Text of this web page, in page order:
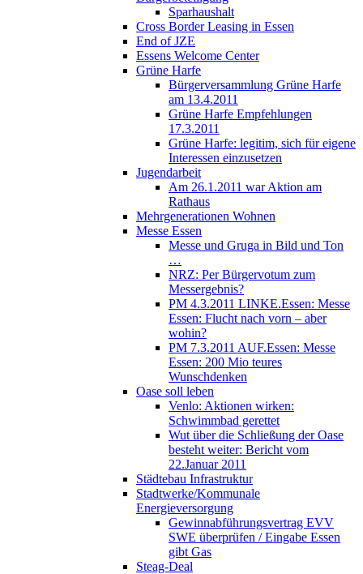
Sparhaushalt
Cross Border Leasing in Essen
End of JZE
Essens Welcome Center
Grüne Harfe
Bürgerversammlung Grüne Harfe
am 13.4.2011
Grüne Harfe Empfehlungen
17.3.2011
Grüne Harfe: legitim, sich für eigene
Interessen einzusetzen
Jugendarbeit
Am 26.1.2011 war Aktion am
Rathaus
Mehrgenerationen Wohnen
Messe Essen
Messe und Gruga in Bild und Ton
…
NRZ: Per Bürgervotum zum
Messergebnis?
PM 4.3.2011 LINKE.Essen: Messe
Essen: Flucht nach vorn – aber
wohin?
PM 7.3.2011 AUF.Essen: Messe
Essen: 200 Mio teures
Wunschdenken
Oase soll leben
Venlo: Aktionen wirken:
Schwimmbad gerettet
Wut über die Schließung der Oase
besteht weiter: Bericht vom
22.Januar 2011
Städtebau Infrastruktur
Stadtwerke/Kommunale
Energieversorgung
Gewinnabführungsvertrag EVV
SWE überprüfen / Eingabe Essen
gibt Gas
Steag-Deal